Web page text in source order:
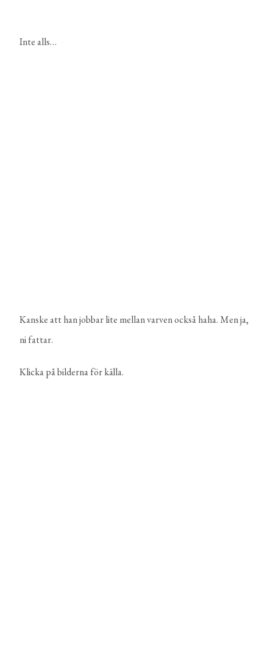
Inte alls…
Kanske att han jobbar lite mellan varven också haha. Men ja,
ni fattar.
Klicka på bilderna för källa.